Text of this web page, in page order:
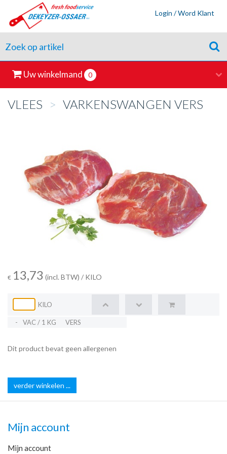
Login / Word Klant
Uw winkelmand 0
VLEES > VARKENSWANGEN VERS
€ 13,73 (incl. BTW) / KILO
KILO
- VAC / 1 KG VERS
Dit product bevat geen allergenen
verder winkelen ...
Mijn account
Mijn account